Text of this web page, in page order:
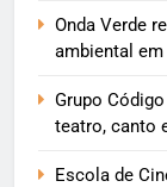
Onda Verde
ambiental em
Grupo
teatro, canto
Escola de